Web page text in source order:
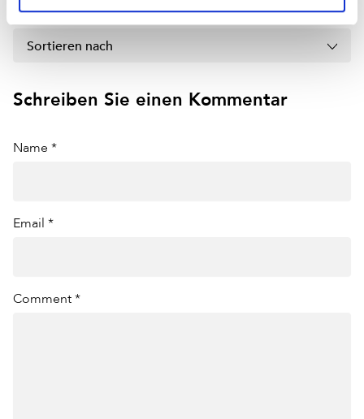
Sortieren nach
Schreiben Sie einen Kommentar
Name *
Email *
Comment *